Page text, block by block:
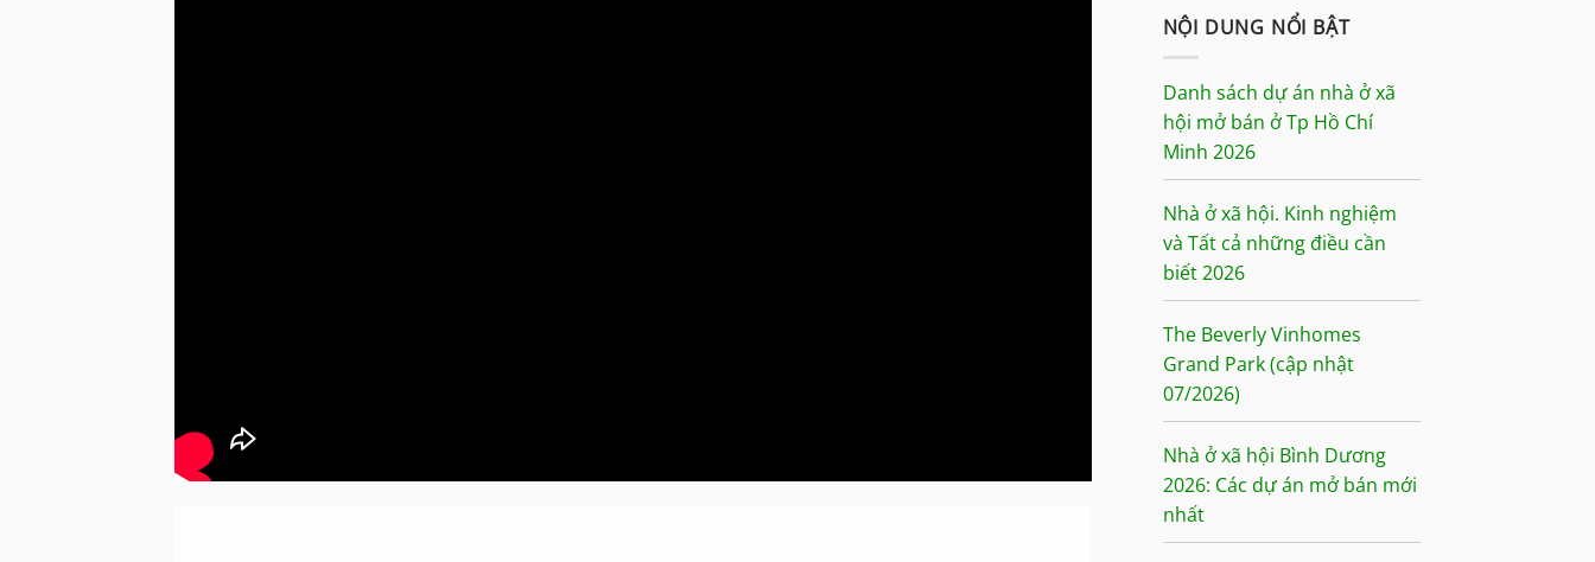
NỘI DUNG NỔI BẬT
Danh sách dự án nhà ở xã
hội mở bán ở Tp Hồ Chí
Minh 2026
Nhà ở xã hội. Kinh nghiệm
và Tất cả những điều cần
biết 2026
The Beverly Vinhomes
Grand Park (cập nhật
07/2026)
Nhà ở xã hội Bình Dương
2026: Các dự án mở bán mới
nhất